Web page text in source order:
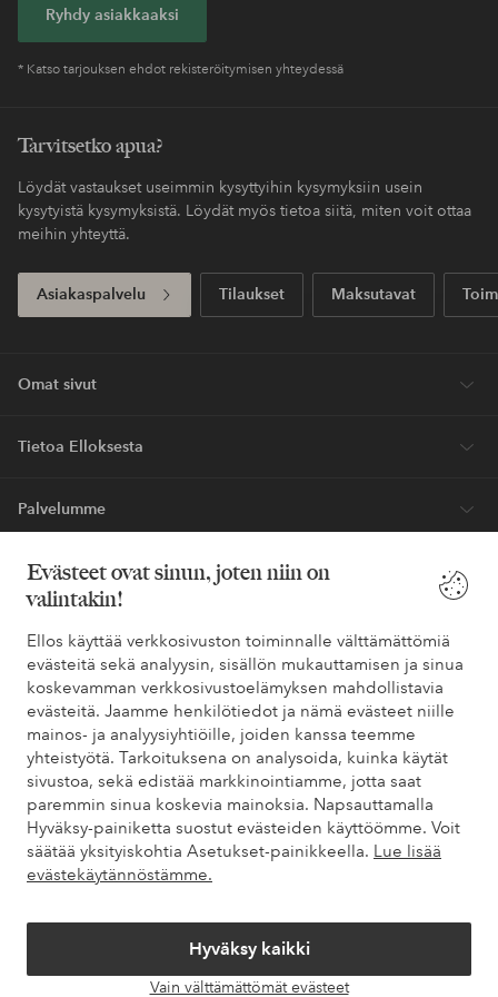
Evästeet ovat sinun, joten niin on
valintakin!
Ellos käyttää verkkosivuston toiminnalle välttämättömiä
evästeitä sekä analyysin, sisällön mukauttamisen ja sinua
koskevamman verkkosivustoelämyksen mahdollistavia
evästeitä. Jaamme henkilötiedot ja nämä evästeet niille
mainos- ja analyysiyhtiöille, joiden kanssa teemme
yhteistyötä. Tarkoituksena on analysoida, kuinka käytät
sivustoa, sekä edistää markkinointiamme, jotta saat
paremmin sinua koskevia mainoksia. Napsauttamalla
Hyväksy-painiketta suostut evästeiden käyttöömme. Voit
säätää yksityiskohtia Asetukset-painikkeella. Lue lisää
evästekäytännöstämme.
Hyväksy kaikki
Vain välttämättömät evästeet
Helppo palautus
Maksa myöhemmin
Express
Saat pakettisi tavallista nopeammalla
toimituksella
Ensiostoksesi? Saat kalleimmasta tuotteesta –
Uutuuksia viikoittain, eksklusiivisia tarjouksia ja suuri annos tyyli-
Tarvitsetko apua?
Löydät vastaukset useimmin kysyttyihin kysymyksiin usein
kysytyistä kysymyksistä. Löydät myös tietoa siitä, miten voit ottaa
meihin yhteyttä.
Asiakaspalvelu Tilaukset Maksutavat
Omat sivut